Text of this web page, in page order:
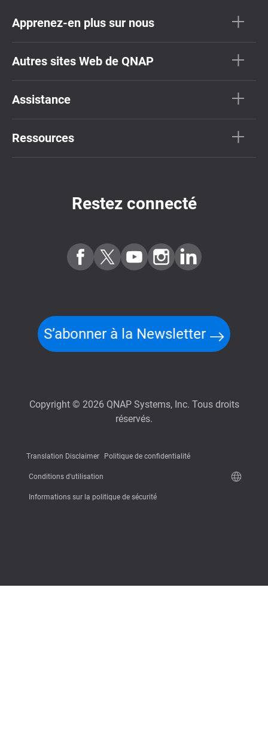
Apprenez-en plus sur nous
Autres sites Web de QNAP
Assistance
Ressources
Restez connecté
S’abonner à la Newsletter
Copyright © 2026 QNAP Systems, Inc. Tous droits
réservés.
Translation Disclaimer Politique de confidentialité
Conditions d'utilisation
Informations sur la politique de sécurité